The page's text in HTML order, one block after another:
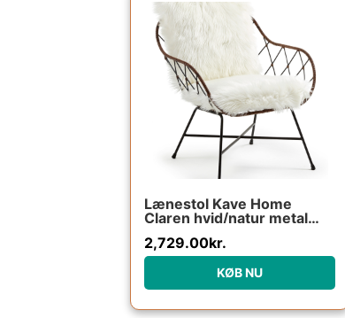
Lænestol Kave Home
Claren hvid/natur metal
hvidt betræk vintage
kolonial stil
2,729.00kr.
KØB NU